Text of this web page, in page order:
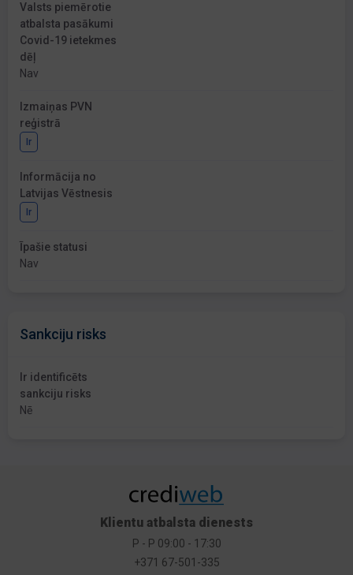
Valsts piemērotie
atbalsta pasākumi
Covid-19 ietekmes
dēļ
Nav
Izmaiņas PVN
reģistrā
Ir
Informācija no
Latvijas Vēstnesis
Ir
Īpašie statusi
Nav
Sankciju risks
Ir identificēts
sankciju risks
Nē
Klientu atbalsta dienests
P - P 09:00 - 17:30
+371 67-501-335